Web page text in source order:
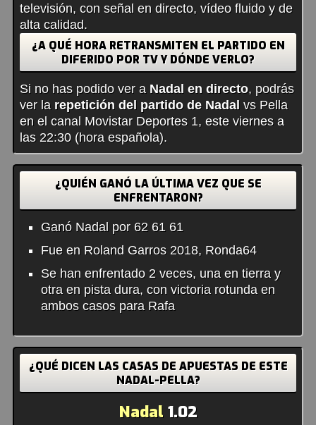
televisión, con señal en directo, vídeo fluido y de
alta calidad.
¿A QUÉ HORA RETRANSMITEN EL PARTIDO EN
DIFERIDO POR TV Y DÓNDE VERLO?
Si no has podido ver a Nadal en directo, podrás
ver la repetición del partido de Nadalvs Pella
en el canal Movistar Deportes 1, este viernes a
las 22:30 (hora española).
¿QUIÉN GANÓ LA ÚLTIMA VEZ QUE SE
ENFRENTARON?
Ganó Nadal por 62 61 61
Fue en Roland Garros 2018, Ronda64
Se han enfrentado 2 veces, una en tierra y
otra en pista dura, con victoria rotunda en
ambos casos para Rafa
¿QUÉ DICEN LAS CASAS DE APUESTAS DE ESTE
NADAL-PELLA?
Nadal 1.02